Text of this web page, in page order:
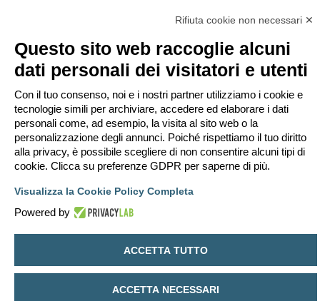
Per eseguire il login devi essere registrato. La registrazione richiede solo
pochi secondi e garantisce l’accesso alle funzioni avanzate. L’amministratore
può anche dare permessi speciali agli utenti. Prima di eseguire il login
assicurati di aver letto i termini d’uso e le varie regole.
Condizioni d’uso
Trattamento dei dati personali
Indice Tutti gli orari sono
Cancella cookie
Contattaci
Creato daphpBB® Forum Software © phpBB Limited
Traduzione Italiana
Rifiuta cookie non necessari ✕
Questo sito web raccoglie alcuni
dati personali dei visitatori e utenti
Con il tuo consenso, noi e i nostri partner utilizziamo i cookie e
tecnologie simili per archiviare, accedere ed elaborare i dati
personali come, ad esempio, la visita al sito web o la
personalizzazione degli annunci. Poiché rispettiamo il tuo diritto
alla privacy, è possibile scegliere di non consentire alcuni tipi di
cookie. Clicca su preferenze GDPR per saperne di più.
Visualizza la Cookie Policy Completa
Powered by
ACCETTA TUTTO
ACCETTA NECESSARI